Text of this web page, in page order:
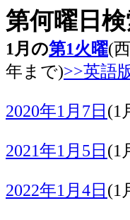
第何曜日
1月の第1火曜(
年まで)>>英語
2020年1月7日 (1
2021年1月5日 (1
2022年1月4日 (1